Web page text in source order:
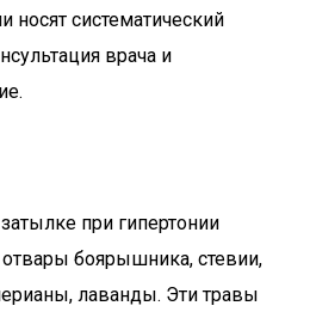
носят систематический
врача и
при гипертонии
боярышника, стевии,
лаванды. Эти травы